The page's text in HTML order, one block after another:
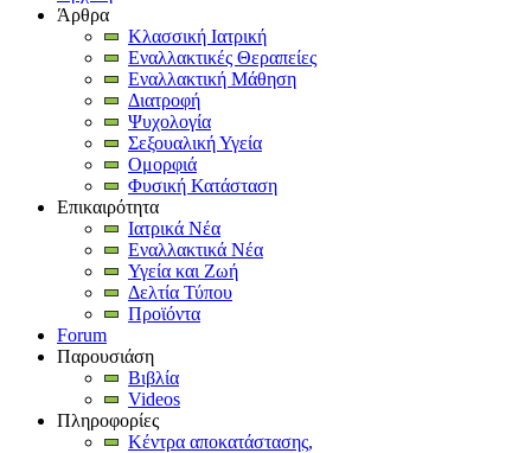
Άρθρα
Κλασσική Ιατρική
Εναλλακτικές Θεραπείες
Εναλλακτική Μάθηση
Διατροφή
Ψυχολογία
Σεξουαλική Υγεία
Ομορφιά
Φυσική Κατάσταση
Επικαιρότητα
Ιατρικά Νέα
Εναλλακτικά Νέα
Υγεία και Ζωή
Δελτία Τύπου
Προϊόντα
Forum
Παρουσιάση
Βιβλία
Videos
Πληροφορίες
Κέντρα αποκατάστασης,